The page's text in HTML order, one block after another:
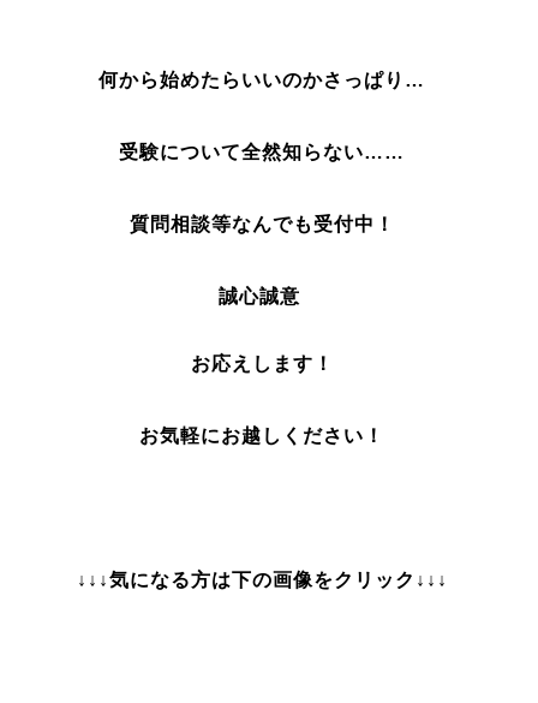
何から始めたらいいのかさっぱり…
受験について全然知らない……
質問相談等なんでも受付中！
誠心誠意
お応えします！
お気軽にお越しください！
↓↓↓気になる方は下の画像をクリック↓↓↓